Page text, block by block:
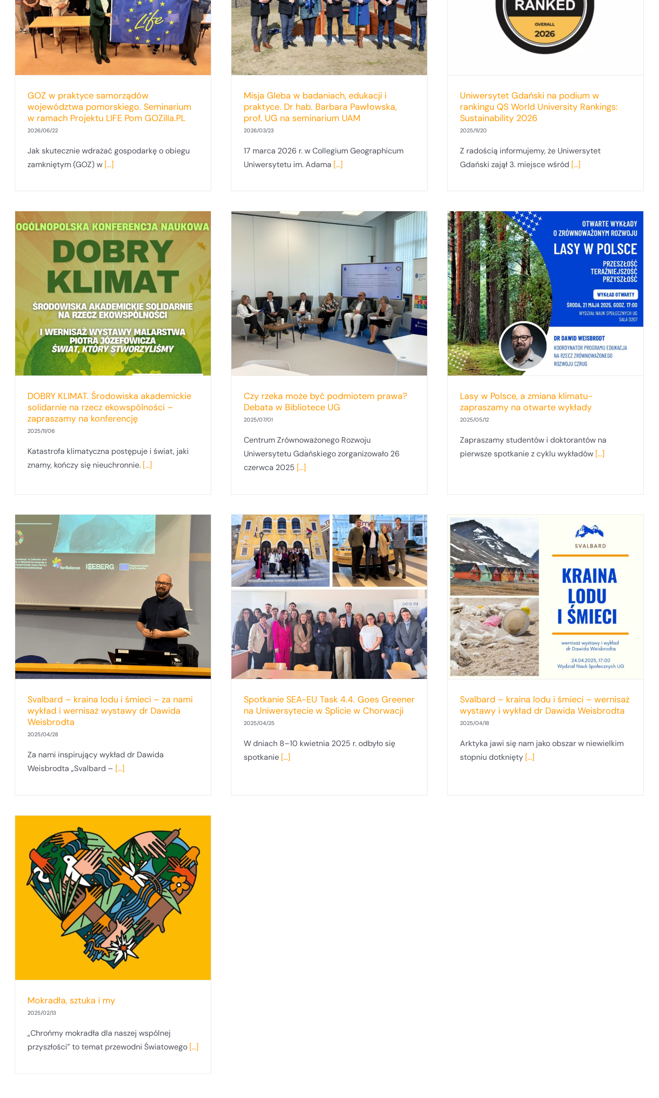
GOZ w praktyce samorządów
województwa pomorskiego. Seminarium
w ramach Projektu LIFE Pom GOZilla.PL
2026/06/22
Jak skutecznie wdrażać gospodarkę o obiegu
zamkniętym (GOZ) w [...]
praktyce. Dr hab. Barbara Pawłowska,
prof. UG na seminarium UAM
Misja Gleba w badaniach, edukacji i
praktyce. Dr hab. Barbara Pawłowska,
prof. UG na seminarium UAM
2026/03/23
17 marca 2026 r. w Collegium Geographicum
Uniwersytetu im. Adama [...]
rankingu QS World University Rankings:
Sustainability 2026
Uniwersytet Gdański na podium w
rankingu QS World University Rankings:
Sustainability 2026
2025/11/20
Z radością informujemy, że Uniwersytet
Gdański zajął 3. miejsce wśród [...]
DOBRY KLIMAT. Środowiska akademickie
solidarnie na rzecz ekowspólności –
zapraszamy na konferencję
2025/11/06
Katastrofa klimatyczna postępuje i świat, jaki
znamy, kończy się nieuchronnie. [...]
Czy rzeka może być podmiotem prawa?
Debata w Bibliotece UG
Czy rzeka może być podmiotem prawa?
Debata w Bibliotece UG
2025/07/01
Centrum Zrównoważonego Rozwoju
Uniwersytetu Gdańskiego zorganizowało 26
czerwca 2025 [...]
Lasy w Polsce, a zmiana klimatu-
zapraszamy na otwarte wykłady
Lasy w Polsce, a zmiana klimatu-
zapraszamy na otwarte wykłady
2025/05/12
Zapraszamy studentów i doktorantów na
pierwsze spotkanie z cyklu wykładów [...]
Svalbard – kraina lodu i śmieci – za nami
wykład i wernisaż wystawy dr Dawida
Weisbrodta
2025/04/28
Za nami inspirujący wykład dr Dawida
Weisbrodta „Svalbard – [...]
Spotkanie SEA-EU Task 4.4. Goes
Greener na Uniwersytecie w Splicie w
Chorwacji
Spotkanie SEA-EU Task 4.4. Goes Greener
na Uniwersytecie w Splicie w Chorwacji
2025/04/25
W dniach 8–10 kwietnia 2025 r. odbyło się
spotkanie [...]
Svalbard – kraina lodu i śmieci –
wernisaż wystawy i wykład dr Dawida
Weisbrodta
Svalbard – kraina lodu i śmieci – wernisaż
wystawy i wykład dr Dawida Weisbrodta
2025/04/18
Arktyka jawi się nam jako obszar w niewielkim
stopniu dotknięty [...]
Mokradła, sztuka i my
2025/02/13
„Chrońmy mokradła dla naszej wspólnej
przyszłości” to temat przewodni Światowego [...]